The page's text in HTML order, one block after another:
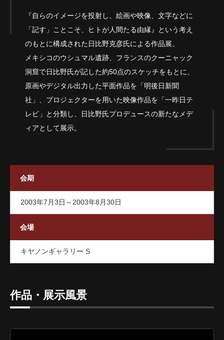
『自らのイメージを投射し、絵画や映像、文字などに
「記す」ことこそ、ヒトが人間たる由縁』という考え
のもとに構成された日比野克彦氏による作品展。
メキシコのウシュマル遺跡、フランスのクーニャック
洞窟で日比野氏が記した約50点のスケッチをもとに、
原画やデジタル出力した平面作品を「明後日新聞
社」、プロジェクターを用いた映像作品を「一昨日テ
レビ」と分類し、日比野氏プロデュースの新たなメデ
ィアとして展示。
会期
会場
2003年7月3日～2003年8月30日
キヤノンギャラリー S
作品・展示風景